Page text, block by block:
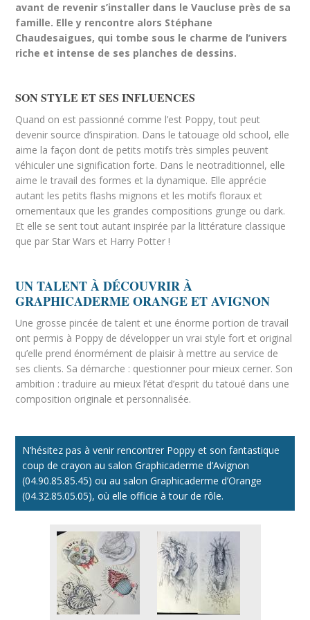
avant de revenir s’installer dans le Vaucluse près de sa
famille. Elle y rencontre alors Stéphane
Chaudesaigues, qui tombe sous le charme de l’univers
riche et intense de ses planches de dessins.
SON STYLE ET SES INFLUENCES
Quand on est passionné comme l’est Poppy, tout peut
devenir source d’inspiration. Dans le tatouage old school, elle
aime la façon dont de petits motifs très simples peuvent
véhiculer une signification forte. Dans le neotraditionnel, elle
aime le travail des formes et la dynamique. Elle apprécie
autant les petits flashs mignons et les motifs floraux et
ornementaux que les grandes compositions grunge ou dark.
Et elle se sent tout autant inspirée par la littérature classique
que par Star Wars et Harry Potter !
UN TALENT À DÉCOUVRIR À
GRAPHICADERME ORANGE ET AVIGNON
Une grosse pincée de talent et une énorme portion de travail
ont permis à Poppy de développer un vrai style fort et original
qu’elle prend énormément de plaisir à mettre au service de
ses clients. Sa démarche : questionner pour mieux cerner. Son
ambition : traduire au mieux l’état d’esprit du tatoué dans une
composition originale et personnalisée.
N’hésitez pas à venir rencontrer Poppy et son fantastique
coup de crayon au salon Graphicaderme d’Avignon
(04.90.85.85.45) ou au salon Graphicaderme d’Orange
(04.32.85.05.05), où elle officie à tour de rôle.